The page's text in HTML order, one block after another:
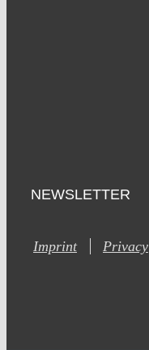
NEWSLETTER
Imprint Privacy